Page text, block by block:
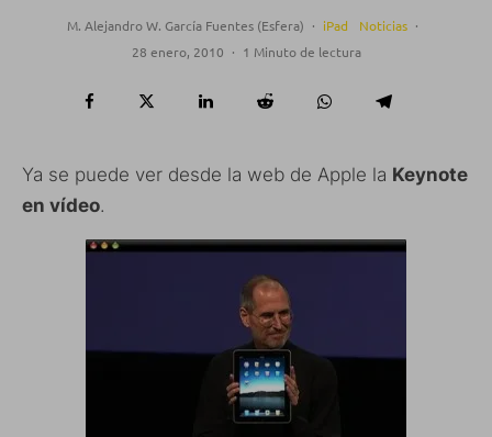
M. Alejandro W. García Fuentes (Esfera) · iPad Noticias ·
28 enero, 2010 · 1 Minuto de lectura
Ya se puede ver desde la web de Apple la Keynote
en vídeo.